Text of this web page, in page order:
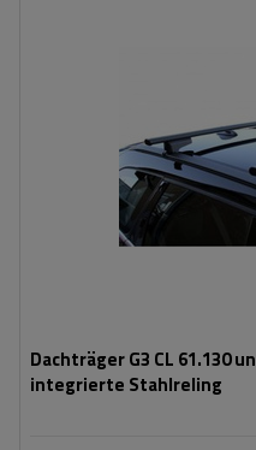
Dachträger G3 CL 61.130
integrierte Stahlreling